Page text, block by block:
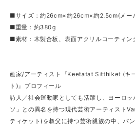
■サイズ：約26cm×約26cm×約2.5cm(メー
■重量：約380g
■素材：木製合板、表面アクリルコーティン
画家/アーティスト『Keetatat Sitthiket (キ
ト)』プロフィール
詩人／社会運動家としても活躍し、ヨーロ
ソ」との異名を持つ現代芸術アーティスト
ティケット)を叔父に持つ芸術親族の中、バン